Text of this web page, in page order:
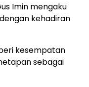
Imin mengaku
kehadiran
kesempatan
sebagai